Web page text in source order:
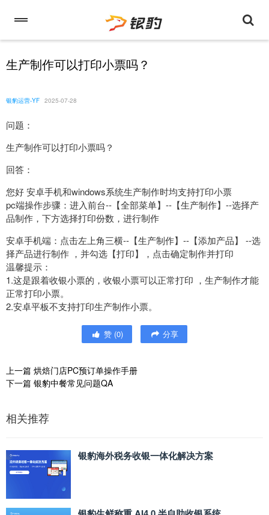
生产制作可以打印小票吗？
银豹运营-YF 2025-07-28
问题：
生产制作可以打印小票吗？
回答：
您好 安卓手机和windows系统生产制作时均支持打印小票
pc端操作步骤：进入前台--【全部菜单】--【生产制作】--选择产
品制作，下方选择打印份数，进行制作
安卓手机端：点击左上角三横--【生产制作】--【添加产品】 --选
择产品进行制作 ，并勾选【打印】，点击确定制作并打印
温馨提示：
1.这是跟着收银小票的，收银小票可以正常打印 ，生产制作才能
正常打印小票。
2.安卓平板不支持打印生产制作小票。
赞 (0) 分享
上一篇 烘焙门店PC预订单操作手册
下一篇 银豹中餐常见问题QA
相关推荐
银豹海外税务收银一体化解决方案